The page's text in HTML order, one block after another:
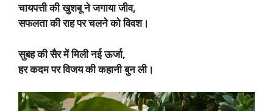
चायपत्ती की खुशबू ने जगाया जीव,
सफलता की राह पर चलने को विवश।
सुबह की सैर में मिली नई ऊर्जा,
हर कदम पर विजय की कहानी बुन ली।